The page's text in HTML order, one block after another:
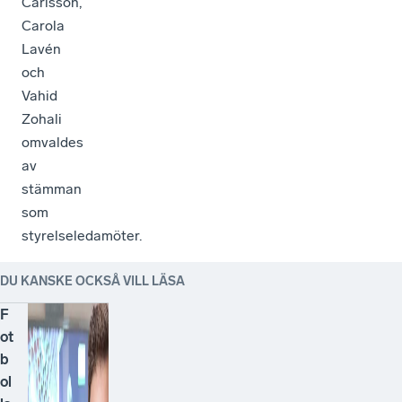
Carola
Lavén
och
Vahid
Zohali
omvaldes
av
stämman
som
styrelseledamöter.
DU KANSKE OCKSÅ VILL LÄSA
F
ot
b
ol